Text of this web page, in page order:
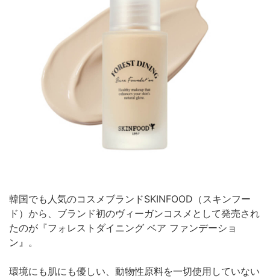
韓国でも人気のコスメブランドSKINFOOD（スキンフー
ド）から、ブランド初のヴィーガンコスメとして発売され
たのが『フォレストダイニング ベア ファンデーショ
ン』。
環境にも肌にも優しい、動物性原料を一切使用していない